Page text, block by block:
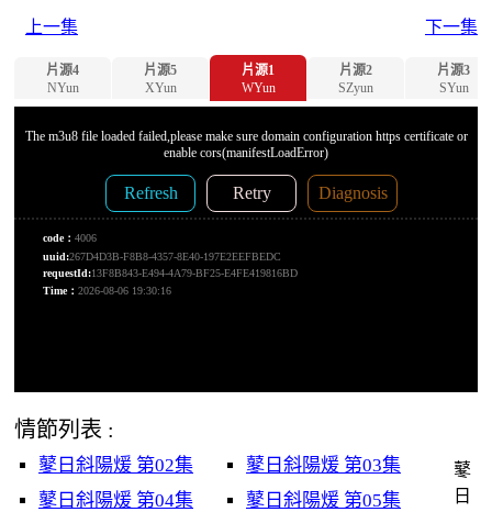
上一集
下一集
片源4
NYun
片源5
XYun
片源1
WYun
片源2
SZyun
片源3
SYun
情節列表 :
鼕日斜陽煖 第02集
鼕日斜陽煖 第03集
鼕日斜陽煖 第04集
鼕日斜陽煖 第05集
鼕
日